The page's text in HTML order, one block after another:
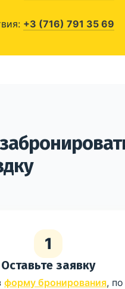
+3 (716) 791 35 69
1
Оставьте заявку
форму бронирования, по